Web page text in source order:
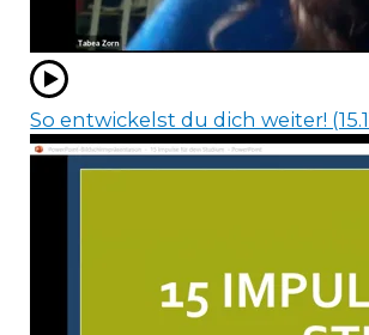
So entwickelst du dich weiter!